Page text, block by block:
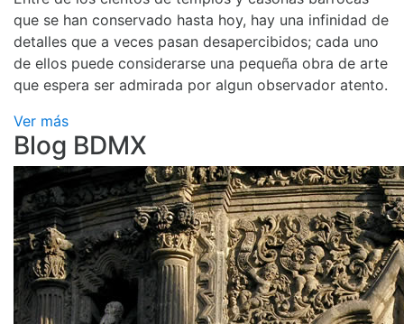
que se han conservado hasta hoy, hay una infinidad de
detalles que a veces pasan desapercibidos; cada uno
de ellos puede considerarse una pequeña obra de arte
que espera ser admirada por algun observador atento.
Ver más
Blog BDMX